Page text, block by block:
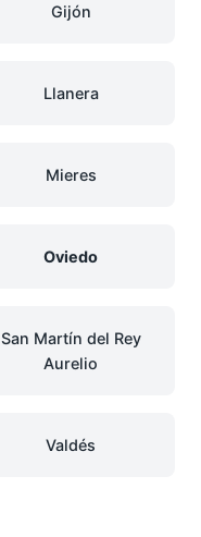
Gijón
Llanera
Mieres
Oviedo
San Martín del Rey
Aurelio
Valdés